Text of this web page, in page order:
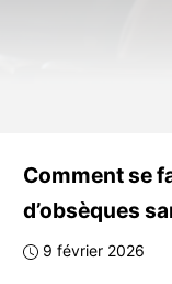
Comment se
d’obsèques
9 février 2026